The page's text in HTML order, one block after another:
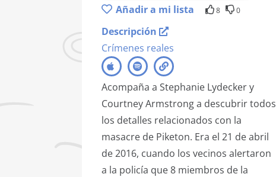
Añadir a mi lista 8 0
Descripción
Crímenes reales
Acompaña a Stephanie Lydecker y
Courtney Armstrong a descubrir todos
los detalles relacionados con la
masacre de Piketon. Era el 21 de abril
de 2016, cuando los vecinos alertaron
a la policía que 8 miembros de la